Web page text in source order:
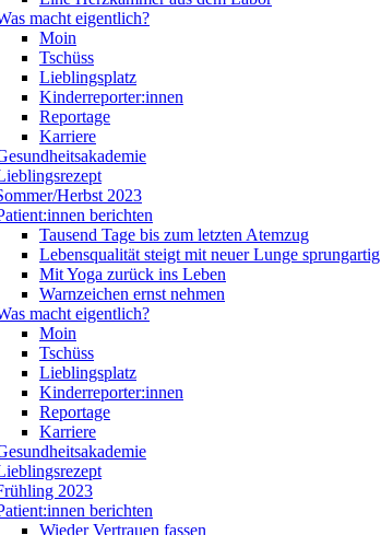
macht eigentlich?
Moin
Tschüss
Lieblingsplatz
Kinderreporter:innen
Reportage
Karriere
Herbst 2023
berichten
Tausend Tage bis zum letzten Atemzug
Lebensqualität steigt mit neuer Lunge sprungartig
Mit Yoga zurück ins Leben
Warnzeichen ernst nehmen
macht eigentlich?
Moin
Tschüss
Lieblingsplatz
Kinderreporter:innen
Reportage
Karriere
2023
berichten
Wieder Vertrauen fassen